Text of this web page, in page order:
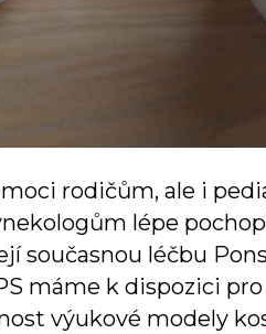
rodičům, ale i
lépe
současnou léčbu
máme k dispozici
výukové modely